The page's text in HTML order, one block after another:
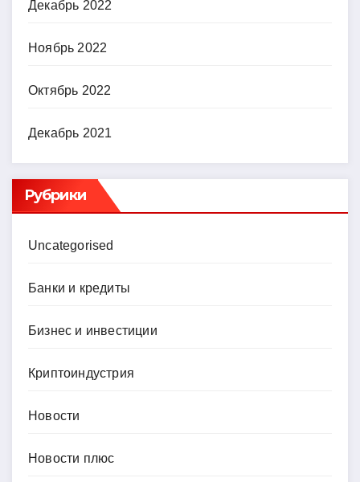
Декабрь 2022
Ноябрь 2022
Октябрь 2022
Декабрь 2021
Рубрики
Uncategorised
Банки и кредиты
Бизнес и инвестиции
Криптоиндустрия
Новости
Новости плюс